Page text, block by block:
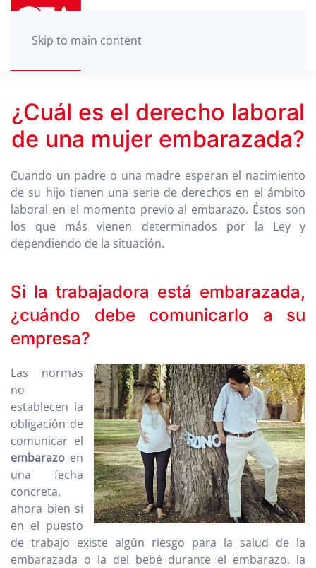
Skip to main content
¿Cuál es el derecho laboral
de una mujer embarazada?
Cuando un padre o una madre esperan el nacimiento
de su hijo tienen una serie de derechos en el ámbito
laboral en el momento previo al embarazo. Éstos son
los que más vienen determinados por la Ley y
dependiendo de la situación.
Si la trabajadora está embarazada,
¿cuándo debe comunicarlo a su
empresa?
Las normas
no
establecen la
obligación de
comunicar el
embarazo en
una fecha
concreta,
ahora bien si
en el puesto
de trabajo existe algún riesgo para la salud de la
embarazada o la del bebé durante el embarazo, la